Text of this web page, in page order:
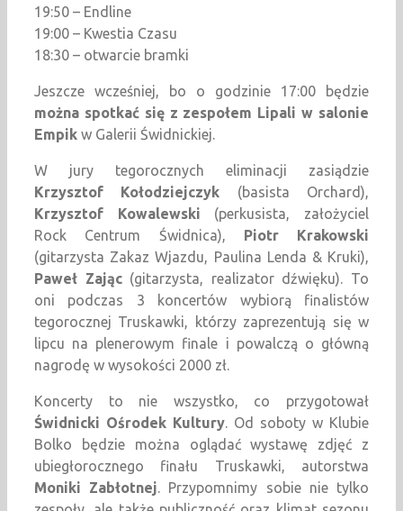
19:50 – Endline
19:00 – Kwestia Czasu
18:30 – otwarcie bramki
Jeszcze wcześniej, bo o godzinie 17:00 będzie
można spotkać się z zespołem Lipali w salonie
Empik w Galerii Świdnickiej.
W jury tegorocznych eliminacji zasiądzie
Krzysztof Kołodziejczyk (basista Orchard),
Krzysztof Kowalewski (perkusista, założyciel
Rock Centrum Świdnica), Piotr Krakowski
(gitarzysta Zakaz Wjazdu, Paulina Lenda & Kruki),
Paweł Zając(gitarzysta, realizator dźwięku). To
oni podczas 3 koncertów wybiorą finalistów
tegorocznej Truskawki, którzy zaprezentują się w
lipcu na plenerowym finale i powalczą o główną
nagrodę w wysokości 2000 zł.
Koncerty to nie wszystko, co przygotował
Świdnicki Ośrodek Kultury. Od soboty w Klubie
Bolko będzie można oglądać wystawę zdjęć z
ubiegłorocznego finału Truskawki, autorstwa
Moniki Zabłotnej. Przypomnimy sobie nie tylko